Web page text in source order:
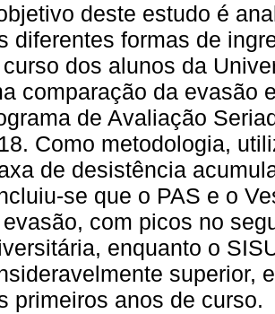
deste estudo é
diferentes formas de
dos alunos da
comparação da evasão
de Avaliação
Como metodologia,
de desistência
se que o PAS e o
com picos no
enquanto o
superior,
primeiros anos de curso.